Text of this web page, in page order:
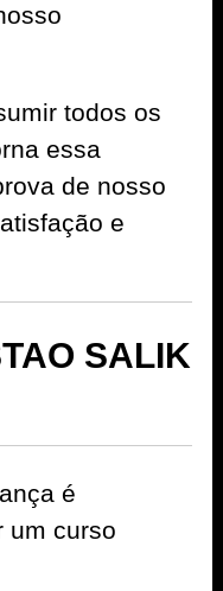
todos os
essa
de nosso
e
SALIK
é
um curso